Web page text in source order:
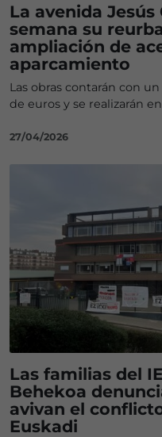
La avenida
semana su
ampliación de
aparcamiento
Las obras contarán con
de euros y se realizarán
27/04/2026
Las familias del
Behekoa
avivan el
Euskadi